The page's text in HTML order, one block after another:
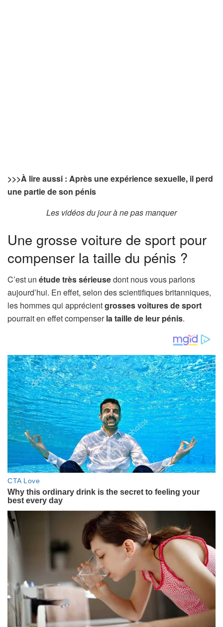
>>>À lire aussi : Après une expérience sexuelle, il perd
une partie de son pénis
Les vidéos du jour à ne pas manquer
Une grosse voiture de sport pour
compenser la taille du pénis ?
C’est un étude très sérieusedont nous vous parlons
aujourd’hui. En effet, selon des scientifiques britanniques,
les hommes qui apprécientgrosses voitures de sport
pourrait en effet compenserla taille de leur pénis.